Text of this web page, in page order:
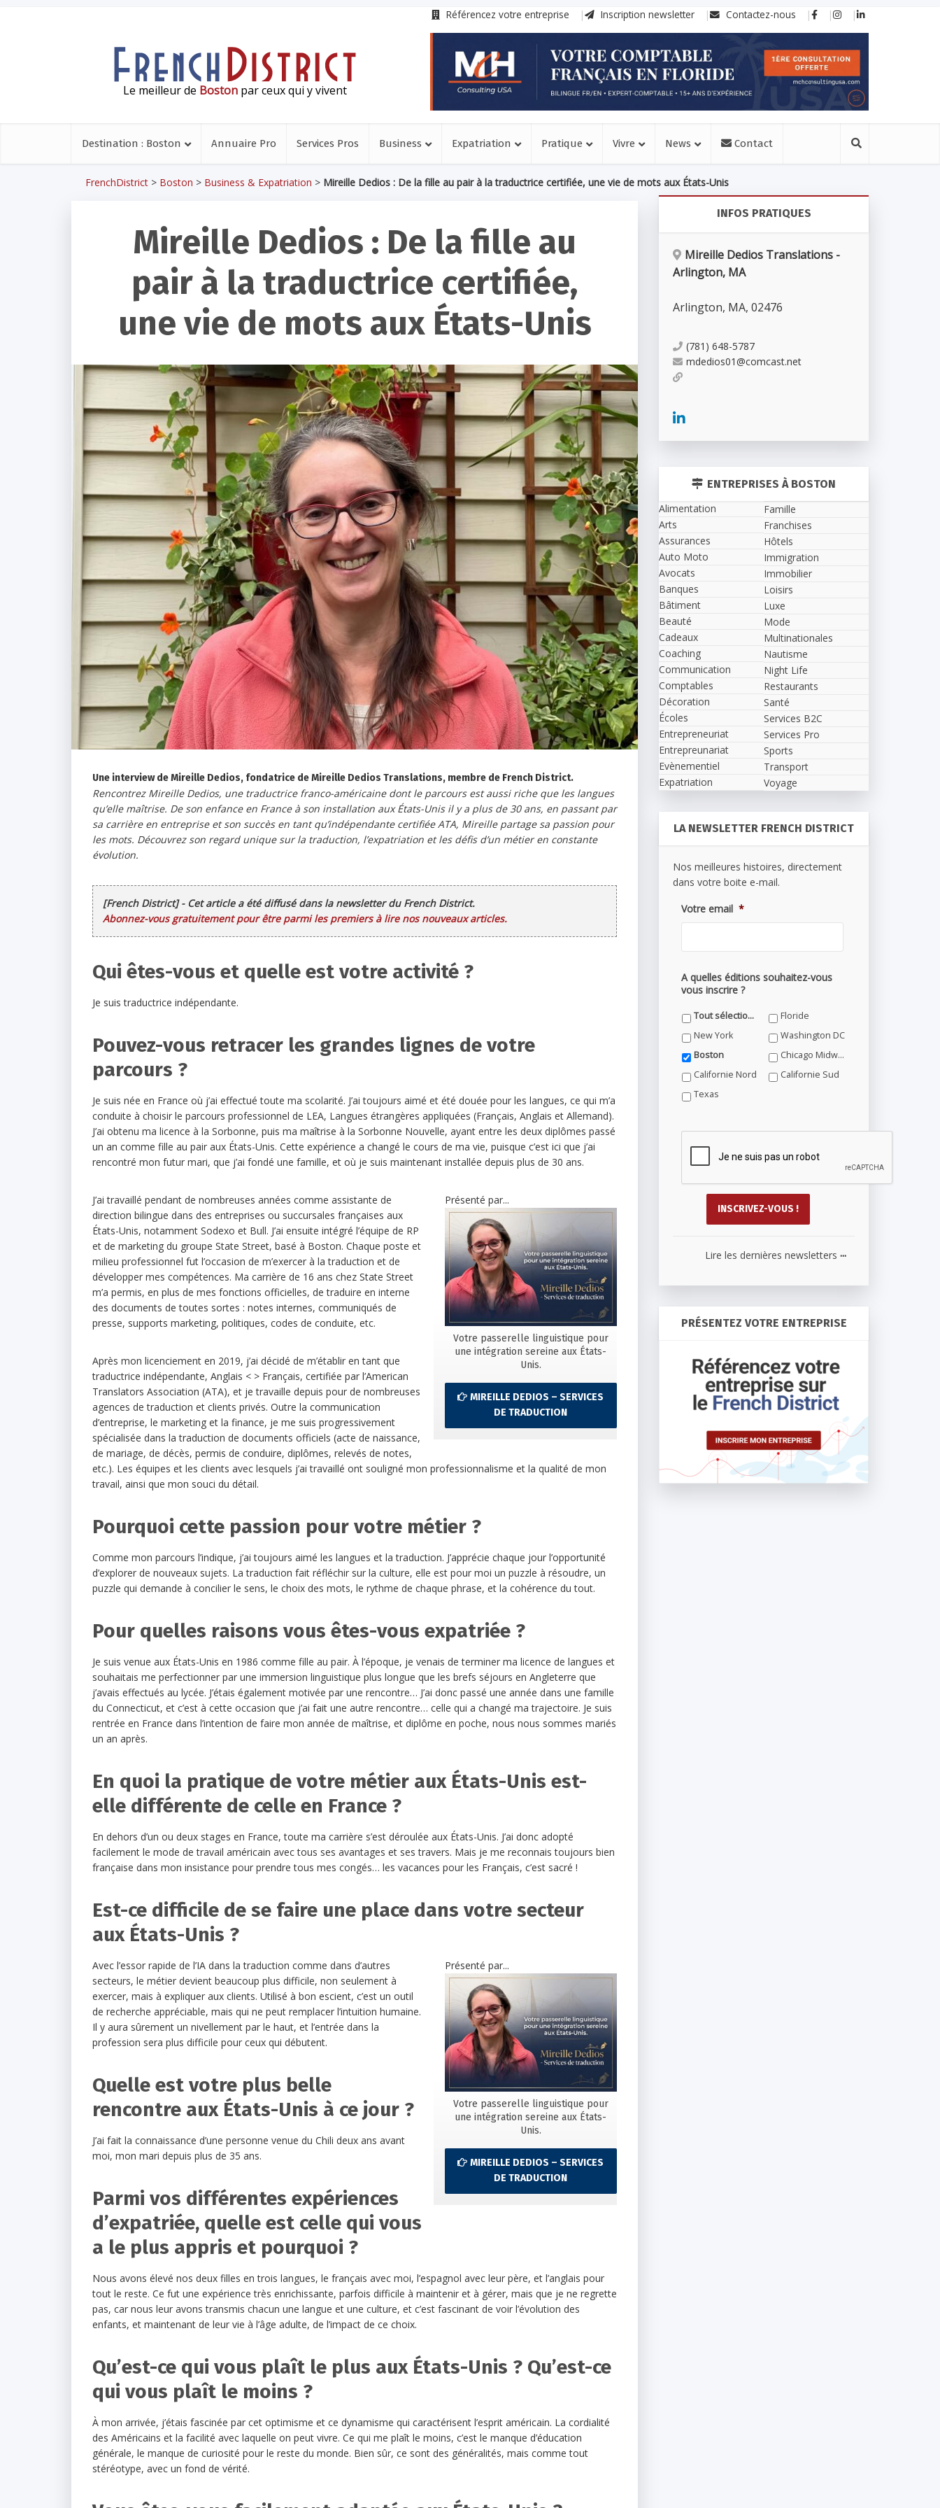
Référencez votre entreprise Inscription newsletter Contactez-nous
Le meilleur de Boston par ceux qui y vivent
Destination : Boston Annuaire Pro Services Pros Business Expatriation Pratique Vivre News Contact
FrenchDistrict > Boston > Business & Expatriation > Mireille Dedios : De la fille au pair à la traductrice certifiée, une vie de mots aux États-Unis
Mireille Dedios : De la fille au
pair à la traductrice certifiée,
une vie de mots aux États-Unis
Une interview de Mireille Dedios, fondatrice de Mireille Dedios Translations, membre de French District.
Rencontrez Mireille Dedios, une traductrice franco-américaine dont le parcours est aussi riche que les langues
qu’elle maîtrise. De son enfance en France à son installation aux États-Unis il y a plus de 30 ans, en passant par
sa carrière en entreprise et son succès en tant qu’indépendante certifiée ATA, Mireille partage sa passion pour
les mots. Découvrez son regard unique sur la traduction, l’expatriation et les défis d’un métier en constante
évolution.
[French District] - Cet article a été diffusé dans la newsletter du French District.
Abonnez-vous gratuitement pour être parmi les premiers à lire nos nouveaux articles.
Qui êtes-vous et quelle est votre activité ?
Je suis traductrice indépendante.
Pouvez-vous retracer les grandes lignes de votre
parcours ?
Je suis née en France où j’ai effectué toute ma scolarité. J’ai toujours aimé et été douée pour les langues, ce qui m’a
conduite à choisir le parcours professionnel de LEA, Langues étrangères appliquées (Français, Anglais et Allemand).
J’ai obtenu ma licence à la Sorbonne, puis ma maîtrise à la Sorbonne Nouvelle, ayant entre les deux diplômes passé
un an comme fille au pair aux États-Unis. Cette expérience a changé le cours de ma vie, puisque c’est ici que j’ai
rencontré mon futur mari, que j’ai fondé une famille, et où je suis maintenant installée depuis plus de 30 ans.
Présenté par...
Votre passerelle linguistique pour
une intégration sereine aux États-
Unis.
MIREILLE DEDIOS – SERVICES
DE TRADUCTION
J’ai travaillé pendant de nombreuses années comme assistante de
direction bilingue dans des entreprises ou succursales françaises aux
États-Unis, notamment Sodexo et Bull. J’ai ensuite intégré l’équipe de RP
et de marketing du groupe State Street, basé à Boston. Chaque poste et
milieu professionnel fut l’occasion de m’exercer à la traduction et de
développer mes compétences. Ma carrière de 16 ans chez State Street
m’a permis, en plus de mes fonctions officielles, de traduire en interne
des documents de toutes sortes : notes internes, communiqués de
presse, supports marketing, politiques, codes de conduite, etc.
Après mon licenciement en 2019, j’ai décidé de m’établir en tant que
traductrice indépendante, Anglais < > Français, certifiée par l’American
Translators Association (ATA), et je travaille depuis pour de nombreuses
agences de traduction et clients privés. Outre la communication
d’entreprise, le marketing et la finance, je me suis progressivement
spécialisée dans la traduction de documents officiels (acte de naissance,
de mariage, de décès, permis de conduire, diplômes, relevés de notes,
etc.). Les équipes et les clients avec lesquels j’ai travaillé ont souligné mon professionnalisme et la qualité de mon
travail, ainsi que mon souci du détail.
Pourquoi cette passion pour votre métier ?
Comme mon parcours l’indique, j’ai toujours aimé les langues et la traduction. J’apprécie chaque jour l’opportunité
d’explorer de nouveaux sujets. La traduction fait réfléchir sur la culture, elle est pour moi un puzzle à résoudre, un
puzzle qui demande à concilier le sens, le choix des mots, le rythme de chaque phrase, et la cohérence du tout.
Pour quelles raisons vous êtes-vous expatriée ?
Je suis venue aux États-Unis en 1986 comme fille au pair. À l’époque, je venais de terminer ma licence de langues et
souhaitais me perfectionner par une immersion linguistique plus longue que les brefs séjours en Angleterre que
j’avais effectués au lycée. J’étais également motivée par une rencontre… J’ai donc passé une année dans une famille
du Connecticut, et c’est à cette occasion que j’ai fait une autre rencontre… celle qui a changé ma trajectoire. Je suis
rentrée en France dans l’intention de faire mon année de maîtrise, et diplôme en poche, nous nous sommes mariés
un an après.
En quoi la pratique de votre métier aux États-Unis est-
elle différente de celle en France ?
En dehors d’un ou deux stages en France, toute ma carrière s’est déroulée aux États-Unis. J’ai donc adopté
facilement le mode de travail américain avec tous ses avantages et ses travers. Mais je me reconnais toujours bien
française dans mon insistance pour prendre tous mes congés… les vacances pour les Français, c’est sacré !
Est-ce difficile de se faire une place dans votre secteur
aux États-Unis ?
Présenté par...
Votre passerelle linguistique pour
une intégration sereine aux États-
Unis.
MIREILLE DEDIOS – SERVICES
DE TRADUCTION
Avec l’essor rapide de l’IA dans la traduction comme dans d’autres
secteurs, le métier devient beaucoup plus difficile, non seulement à
exercer, mais à expliquer aux clients. Utilisé à bon escient, c’est un outil
de recherche appréciable, mais qui ne peut remplacer l’intuition humaine.
Il y aura sûrement un nivellement par le haut, et l’entrée dans la
profession sera plus difficile pour ceux qui débutent.
Quelle est votre plus belle
rencontre aux États-Unis à ce jour ?
J’ai fait la connaissance d’une personne venue du Chili deux ans avant
moi, mon mari depuis plus de 35 ans.
Parmi vos différentes expériences
d’expatriée, quelle est celle qui vous
a le plus appris et pourquoi ?
Nous avons élevé nos deux filles en trois langues, le français avec moi, l’espagnol avec leur père, et l’anglais pour
tout le reste. Ce fut une expérience très enrichissante, parfois difficile à maintenir et à gérer, mais que je ne regrette
pas, car nous leur avons transmis chacun une langue et une culture, et c’est fascinant de voir l’évolution des
enfants, et maintenant de leur vie à l’âge adulte, de l’impact de ce choix.
Qu’est-ce qui vous plaît le plus aux États-Unis ? Qu’est-ce
qui vous plaît le moins ?
À mon arrivée, j’étais fascinée par cet optimisme et ce dynamisme qui caractérisent l’esprit américain. La cordialité
des Américains et la facilité avec laquelle on peut vivre. Ce qui me plaît le moins, c’est le manque d’éducation
générale, le manque de curiosité pour le reste du monde. Bien sûr, ce sont des généralités, mais comme tout
stéréotype, avec un fond de vérité.
INFOS PRATIQUES
Mireille Dedios Translations -
Arlington, MA
Arlington, MA, 02476
(781) 648-5787
mdedios01@comcast.net
ENTREPRISES À BOSTON
Alimentation
Arts
Assurances
Auto Moto
Avocats
Banques
Bâtiment
Beauté
Cadeaux
Coaching
Communication
Comptables
Décoration
Écoles
Entrepreneuriat
Entrepreunariat
Evènementiel
Expatriation
Famille
Franchises
Hôtels
Immigration
Immobilier
Loisirs
Luxe
Mode
Multinationales
Nautisme
Night Life
Restaurants
Santé
Services B2C
Services Pro
Sports
Transport
Voyage
LA NEWSLETTER FRENCH DISTRICT
Nos meilleures histoires, directement
dans votre boite e-mail.
Votre email *
A quelles éditions souhaitez-vous
vous inscrire ?
Tout sélectionner
Floride
New York
Washington DC
Boston
Chicago Midwest
Californie Nord
Californie Sud
Texas
Lire les dernières newsletters ...
PRÉSENTEZ VOTRE ENTREPRISE